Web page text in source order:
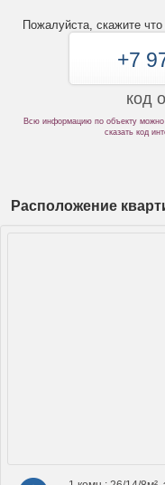
Пожалуйста, скажите
+7
код
Всю информацию по объекту можно
сказать код
Расположение